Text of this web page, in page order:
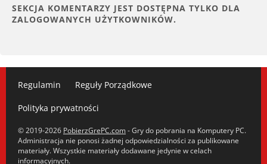
Regulamin Reguły Porządkowe
Polityka prywatności
© 2019-2026 PobierzGrePC.com- Gry do pobrania na Komputery PC.
Administracja nie ponosi żadnej odpowiedzialności za publikowane
materiały. Wszystkie materiały dodawane jedynie w celach
informacyjnych.